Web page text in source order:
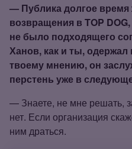
— Публика долгое время
возвращения в TOP
не было подходящего
Ханов, как и ты, одержал
твоему мнению, он
перстень уже в
— Знаете, не мне решать,
нет. Если организация
ним драться.